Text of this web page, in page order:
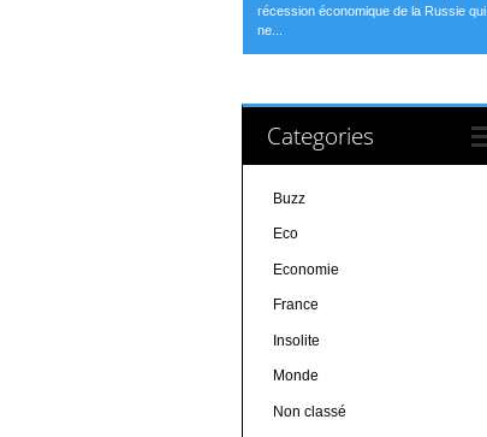
récession économique de la Russie qui
ne...
Categories
Buzz
Eco
Economie
France
Insolite
Monde
Non classé